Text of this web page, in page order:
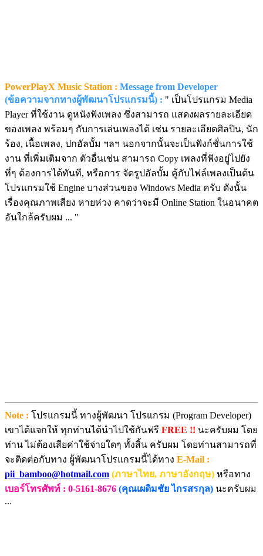
PowerPlayX Music Station : Message from Developer
(ข้อความจากทางผู้พัฒนาโปรแกรมนี้) : " เป็นโปรแกรม Media
Player ที่ใช้งาน ดูหนังฟังเพลง ซึ่งสามารถ แสดงผลรายละเอียด
ของเพลง พร้อมๆ กับการเล่นเพลงได้ เช่น รายละเอียดศิลปิน, นัก
ร้อง, เนื้อเพลง, ปกอัลบั้ม ฯลฯ นอกจากนั้นจะเป็นฟังก์ชั่นการใช้
งาน ที่เพิ่มเติมจาก ตัวอื่นเช่น สามารถ Copy เพลงที่ฟังอยู่ไปยัง
ที่ๆ ต้องการได้ทันที, หรือการ จัดรูปอัลบั้ม คู้กับไฟล์เพลงเป็นต้น
โปรแกรมใช้ Engine บางส่วนของ Windows Media ครับ ดังนั้น
เรื่องคุณภาพเสียง หายห่วง คาดว่าจะมี Online Station ในอนาคต
อันใกล้ครับผม ... "
Note : โปรแกรมนี้ ทางผู้พัฒนา โปรแกรม (Program Developer)
เขาได้แจกให้ ทุกท่านได้นำไปใช้กันฟรี FREE !! นะครับผม โดย
ท่าน ไม่ต้องเสียค่าใช้จ่ายใดๆ ทั้งสิ้น ครับผม โดยท่านสามารถที่
จะติดต่อกับทาง ผู้พัฒนาโปรแกรมนี้ได้ทาง E-Mail :
pii_bamboo@hotmail.com (ภาษาไทย, ภาษาอังกฤษ) หรือทาง
เบอร์โทรศัพท์ : 0-5161-8676 (คุณเผดิมชัย ไกรสรกุล) นะครับผม
...